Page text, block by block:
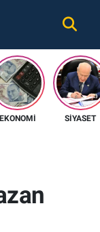
EKONOMI SIYASET